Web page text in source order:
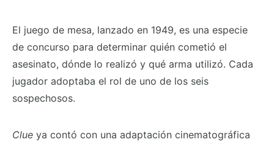
El juego de mesa, lanzado en 1949, es una especie
de concurso para determinar quién cometió el
asesinato, dónde lo realizó y qué arma utilizó. Cada
jugador adoptaba el rol de uno de los seis
sospechosos.
Clue ya contó con una adaptación cinematográfica